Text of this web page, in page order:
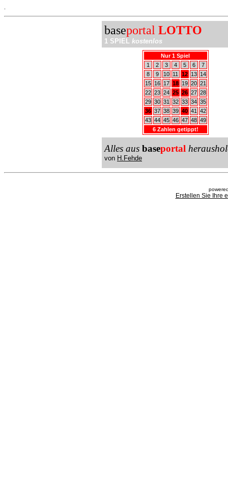
baseportal LOTTO
1 SPIEL kostenlos
Nur 1 Spiel
1
2 3 4 5 6
7
8
9 10 11 12 13
14
15
16 17 18 19 20 21
22 23 24 25 26 27 28
29 30 31 32 33 34 35
36 37 38 39 40 41
42
43 44 45 46 47 48 49
6 Zahlen getippt!
Alles aus baseportal
von H.Fehde
Erstellen Sie Ihre